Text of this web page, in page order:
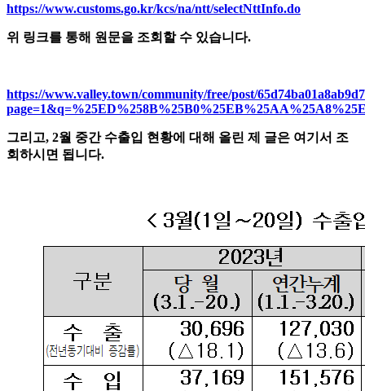
https://www.customs.go.kr/kcs/na/ntt/selectNttInfo.do
위 링크를 통해 원문을 조회할 수 있습니다.
https://www.valley.town/community/free/post/
그리고, 2월 중간 수출입 현황에 대해 올린 제 글은 여기서 조
회하시면 됩니다.